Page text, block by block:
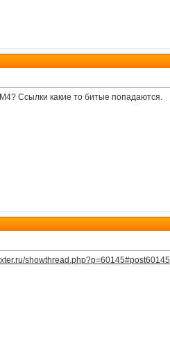
Ссылки какие то битые попадаются.
showthread.php?p=60145#post60145